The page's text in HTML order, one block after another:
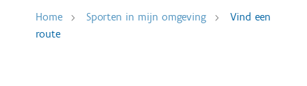
Home Sporten in mijn omgeving
Vind een
route